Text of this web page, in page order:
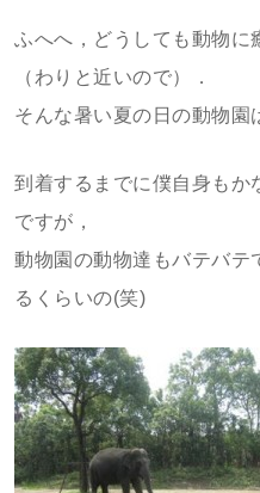
ふへへ，どうしても動物に
（わりと近いので）．
そんな暑い夏の日の動物園
到着するまでに僕自身もか
ですが，
動物園の動物達もバテバテ
るくらいの(笑)